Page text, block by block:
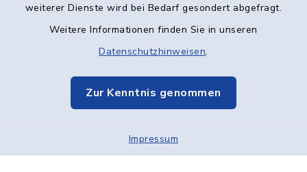
weiterer Dienste wird bei Bedarf gesondert abgefragt.
Weitere Informationen finden Sie in unseren
Datenschutzhinweisen.
Zur Kenntnis genommen
Impressum
Datenschutz
Elektronische Kommunikation
Sitemap